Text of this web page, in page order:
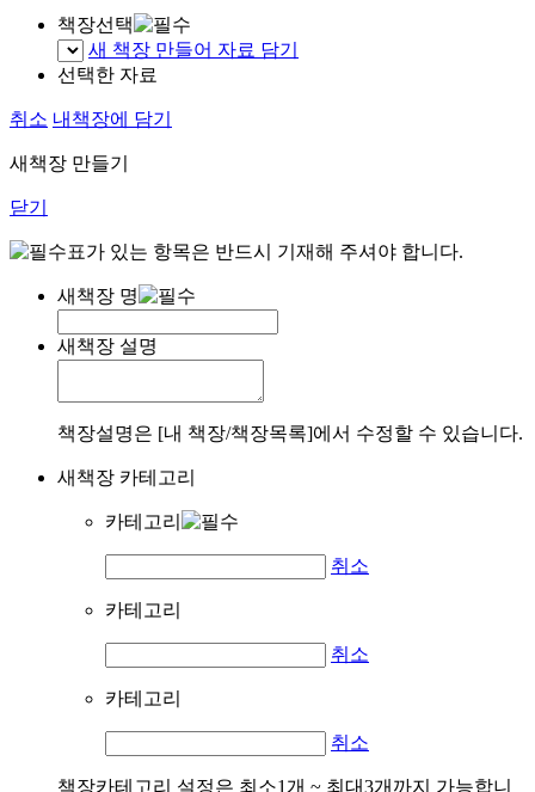
책장선택
새 책장 만들어 자료 담기
선택한 자료
취소 내책장에 담기
새책장 만들기
닫기
표가 있는 항목은 반드시 기재해 주셔야 합니다.
새책장 명
새책장 설명
책장설명은 [내 책장/책장목록]에서 수정할 수 있습니다.
새책장 카테고리
카테고리
취소
카테고리
취소
카테고리
취소
책장카테고리 설정은 최소1개 ~ 최대3개까지 가능합니